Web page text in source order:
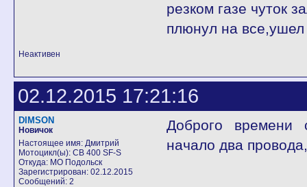
резком газе чуток
плюнул на
Неактивен
02.12.2015 17:21:16
DIMSON
Новичок
Настоящее имя: Дмитрий
Мотоцикл(ы): CB 400 SF-S
Откуда: МО Подольск
Зарегистрирован: 02.12.2015
Сообщений: 2
Доброго времени
начало два